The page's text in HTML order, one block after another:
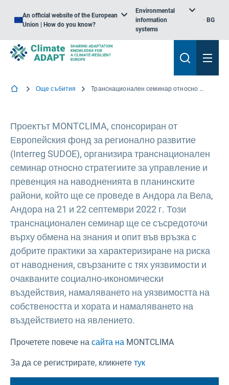
An official website of the European
Union | How do you know?
Environmental
information
systems
BG
Още събития Транснационален семинар относно стратегиите за управление и превенция на наводненията в планинските райони
Проектът MONTCLIMA, спонсориран от
Европейския фонд за регионално развитие
(Interreg SUDOE), организира транснационален
семинар относно стратегиите за управление и
превенция на наводненията в планинските
райони, който ще се проведе в Андора ла Вела,
Андора на 21 и 22 септември 2022 г. Този
транснационален семинар ще се съсредоточи
върху обмена на знания и опит във връзка с
добрите практики за характеризиране на риска
от наводнения, свързаните с тях уязвимости и
очакваните социално-икономически
въздействия, намаляването на уязвимостта на
собствеността и хората и намаляването на
въздействието на явлението.
Прочетете повече на сайта на MONTCLIMA
За да се регистрирате, кликнете тук